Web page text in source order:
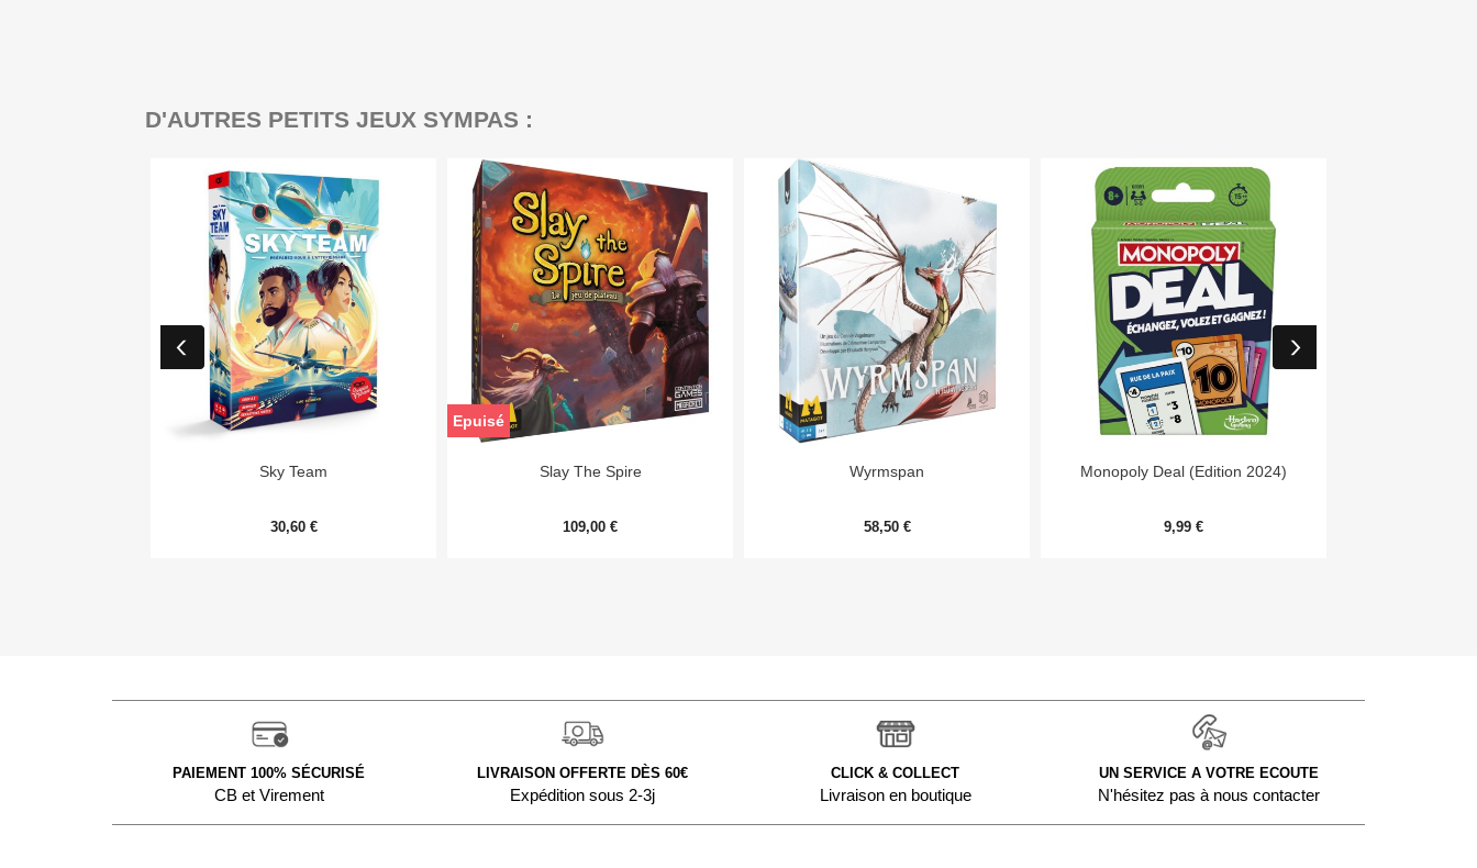
D'AUTRES PETITS JEUX SYMPAS :
Aperçu rapide
Sky Team
30,60 €
Aperçu rapide
Slay The Spire
109,00 €
Epuisé
Aperçu rapide
Wyrmspan
58,50 €
Aperçu rapide
Monopoly Deal (Edition 2024)
9,99 €
PAIEMENT 100% SÉCURISÉ
CB et Virement
LIVRAISON OFFERTE DÈS 60€
Expédition sous 2-3j
CLICK & COLLECT
Livraison en boutique
UN SERVICE A VOTRE ECOUTE
N'hésitez pas à nous contacter